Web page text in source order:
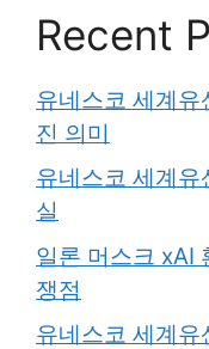
Recent
유네스코 세계유
진 의미
유네스코 세계유
실
일론 머스크 xAI
쟁점
유네스코 세계유